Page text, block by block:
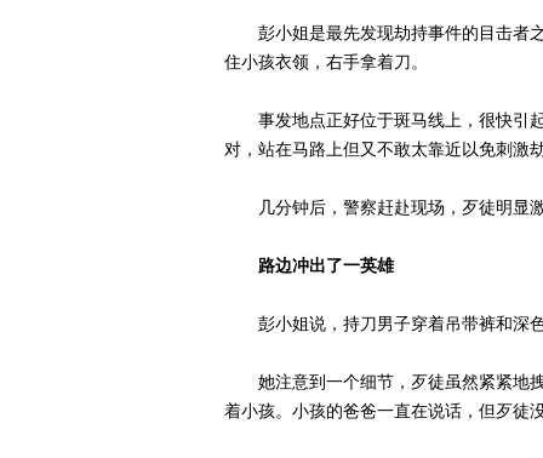
彭小姐是最先发现劫持事件的目击者之
住小孩衣领，右手拿着刀。
事发地点正好位于斑马线上，很快引起
对，站在马路上但又不敢太靠近以免刺激
几分钟后，警察赶赴现场，歹徒明显
路边冲出了一英雄
彭小姐说，持刀男子穿着吊带裤和深色
她注意到一个细节，歹徒虽然紧紧地拽
着小孩。小孩的爸爸一直在说话，但歹徒